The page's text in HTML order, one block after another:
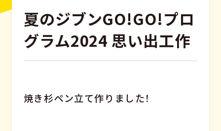
夏のジブンGO!GO!プロ
グラム2024 思い出工作
焼き杉ペン立て作りました！